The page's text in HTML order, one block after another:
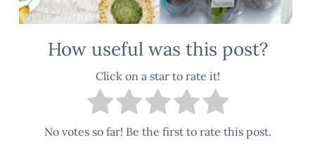
How useful was this post?
Click on a star to rate it!
No votes so far! Be the first to rate this post.